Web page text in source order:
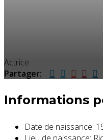
Actrice
Partager:
Informations
Date de naissance: